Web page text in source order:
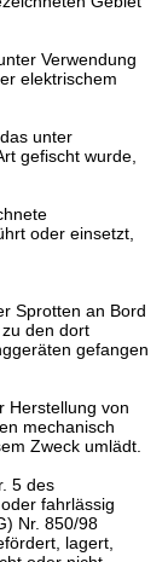
Verwendung
elektrischem
unter
gefischt wurde,
oder einsetzt,
Sprotten an Bord
den dort
gefangen
Herstellung von
mechanisch
Zweck umlädt.
5 des
fahrlässig
Nr. 850/98
lagert,